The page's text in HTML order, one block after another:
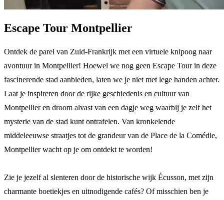
Escape Tour Montpellier
Ontdek de parel van Zuid-Frankrijk met een virtuele knipoog naar
avontuur in Montpellier! Hoewel we nog geen Escape Tour in deze
fascinerende stad aanbieden, laten we je niet met lege handen achter.
Laat je inspireren door de rijke geschiedenis en cultuur van
Montpellier en droom alvast van een dagje weg waarbij je zelf het
mysterie van de stad kunt ontrafelen. Van kronkelende
middeleeuwse straatjes tot de grandeur van de Place de la Comédie,
Montpellier wacht op je om ontdekt te worden!
Zie je jezelf al slenteren door de historische wijk Écusson, met zijn
charmante boetiekjes en uitnodigende cafés? Of misschien ben je